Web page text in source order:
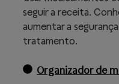
seguir a receita.
aumentar a
tratamento.
Organizador de